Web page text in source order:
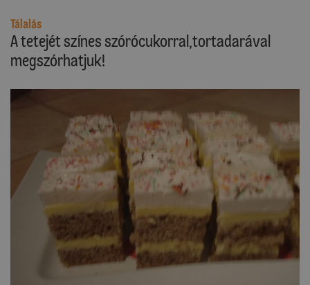
Tálalás
A tetejét színes szórócukorral,tortadarával
megszórhatjuk!